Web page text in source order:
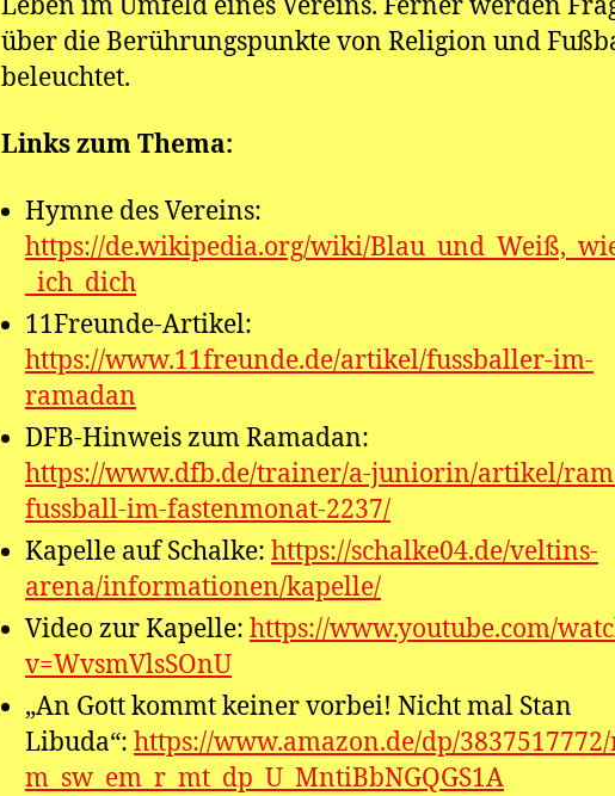
über die Berührungspunkte von Religion und
beleuchtet.
Links zum Thema:
Hymne des Vereins:
https://de.wikipedia.org/wiki/
_ich_dich
11Freunde-Artikel:
https://www.11freunde.de/artikel/fussballer-im-
ramadan
DFB-Hinweis zum Ramadan:
https://www.dfb.de/trainer/a-juniorin/artikel/
fussball-im-fastenmonat-2237/
Kapelle auf Schalke: https://schalke04.de/veltins-
arena/informationen/kapelle/
Video zur Kapelle: https://www.youtube.com/
v=WvsmVlsSOnU
„An Gott kommt keiner vorbei! Nicht mal Stan
Libuda“: https://www.amazon.de/dp/
m_sw_em_r_mt_dp_U_MntiBbNGQGS1A